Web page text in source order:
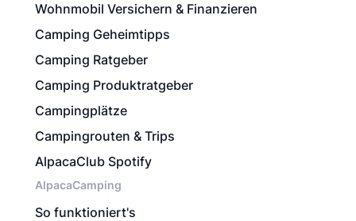
Wohnmobil Versichern & Finanzieren
Camping Geheimtipps
Camping Ratgeber
Camping Produktratgeber
Campingplätze
Campingrouten & Trips
AlpacaClub Spotify
AlpacaCamping
So funktioniert's